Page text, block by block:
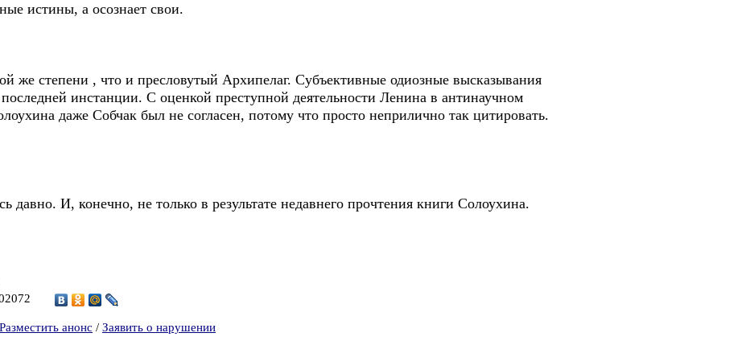
истины, а осознает свои.
же степени , что и пресловутый Архипелаг. Субъективные одиозные высказывания
инстанции. С оценкой преступной деятельности Ленина в антинаучном
даже Собчак был не согласен, потому что просто неприлично так цитировать.
И, конечно, не только в результате недавнего прочтения книги Солоухина.
Разместить анонс / Заявить о нарушении